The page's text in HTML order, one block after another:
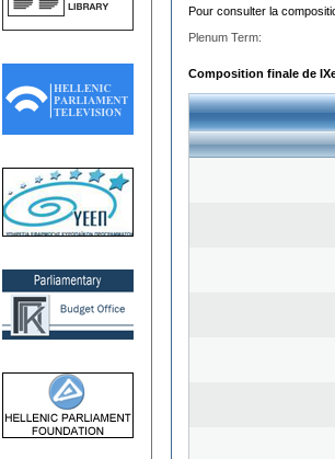
Pour consulter la
Plenum Term:
Composition finale de IXe